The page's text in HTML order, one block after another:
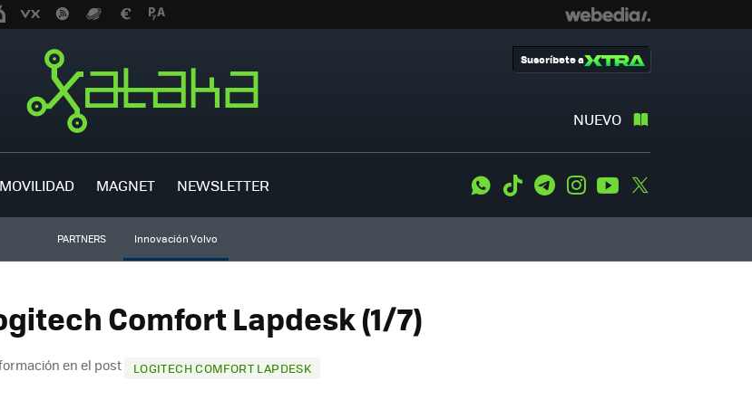
NUEVO
Suscríbete a
MOVILIDAD MAGNET NEWSLETTER WhatsApp
Tiktok TelegramInstagramYoutube
PARTNERS Innovación Volvo
Comfort Lapdesk (1/7)
en el post LOGITECH COMFORT LAPDESK